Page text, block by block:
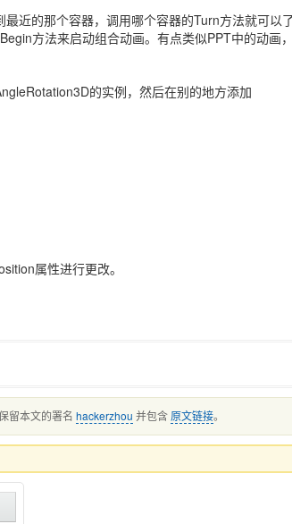
近的那个容器，调用哪个容器的Turn方法就可以了
方法来启动组合动画。有点类似PPT中的动画
的实例，然后在别的地方添加
属性进行更改。
留本文的署名 hackerzhou 并包含 原文链接。